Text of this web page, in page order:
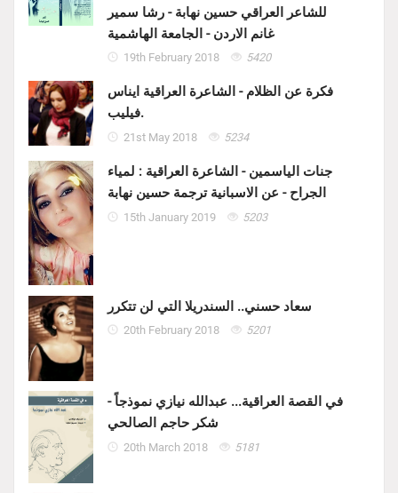
للشاعر العراقي حسين نهابة - رشا سمير
غانم الاردن - الجامعة الهاشمية
19th February 2018 5420
فكرة عن الظلام - الشاعرة العراقية ايناس
فيليب.
21st May 2018 5234
جنات الياسمين - الشاعرة العراقية : لمياء
الجراح - عن الاسبانية ترجمة حسين نهابة
15th January 2019 5203
سعاد حسني.. السندريلا التي لن تتكرر
20th February 2018 5201
في القصة العراقية... عبدالله نيازي نموذجاً -
شكر حاجم الصالحي
20th March 2018 5181